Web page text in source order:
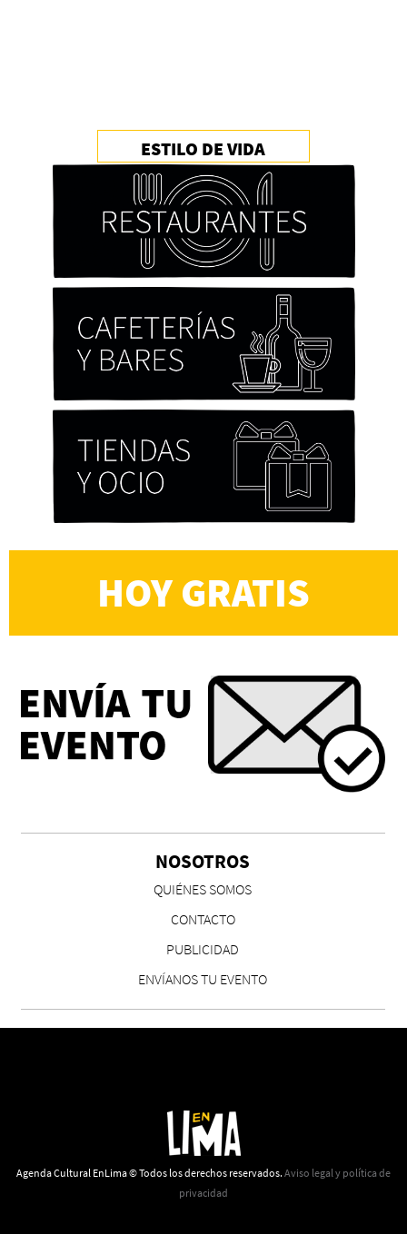
ESTILO DE VIDA
HOY GRATIS
NOSOTROS
QUIÉNES SOMOS
CONTACTO
PUBLICIDAD
ENVÍANOS TU EVENTO
Agenda Cultural EnLima © Todos los derechos reservados. Aviso legal y política de
privacidad